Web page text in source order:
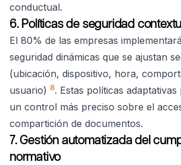
conductual.
6. Políticas de seguridad
El 80% de las empresas
seguridad dinámicas que se ajustan
(ubicación, dispositivo, hora,
usuario) 8. Estas políticas
un control más preciso sobre el
compartición de documentos.
7. Gestión automatizada del
normativo